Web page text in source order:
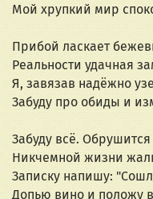
Мой хрупкий мир
Прибой ласкает
Реальности удачная
Я, завязав надёжно
Забуду про обиды и
Забуду всё.
Никчемной жизни
Записку напишу:
Допью вино и положу